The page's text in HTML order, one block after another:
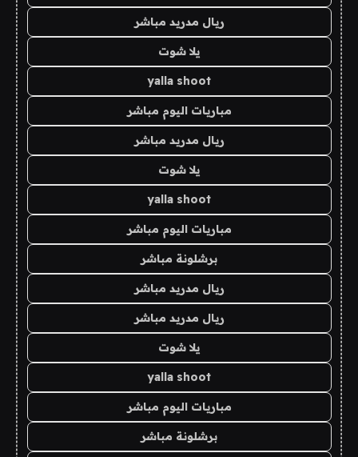
ريال مدريد مباشر
يلا شوت
yalla shoot
مباريات اليوم مباشر
ريال مدريد مباشر
يلا شوت
yalla shoot
مباريات اليوم مباشر
برشلونة مباشر
ريال مدريد مباشر
ريال مدريد مباشر
يلا شوت
yalla shoot
مباريات اليوم مباشر
برشلونة مباشر